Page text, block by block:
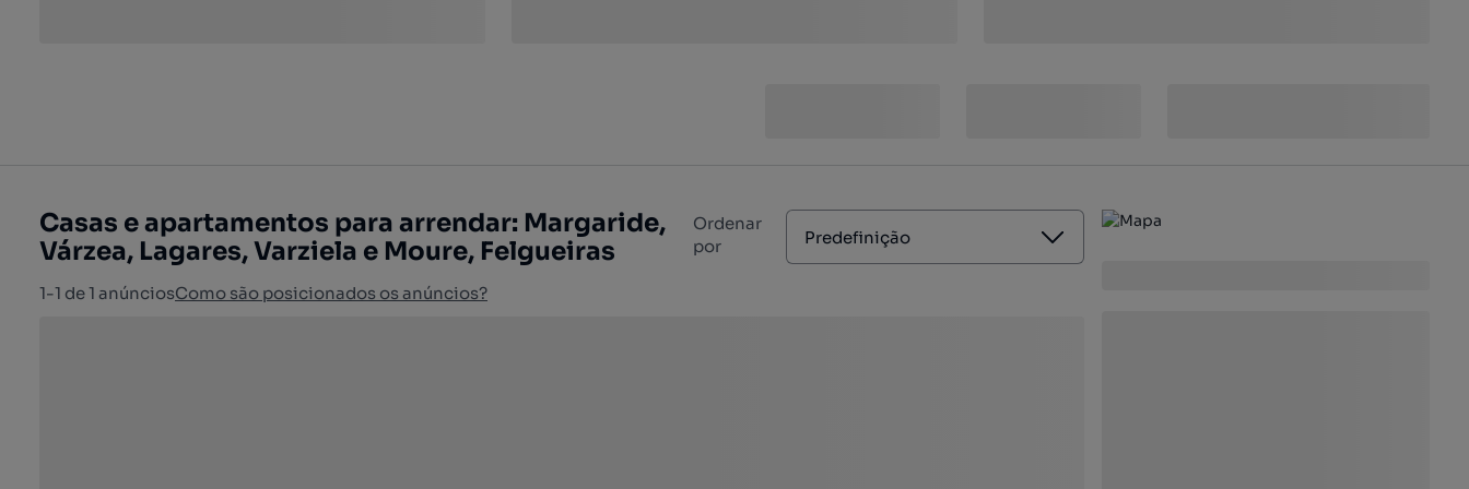
Casas e apartamentos para arrendar: Margaride,
Várzea, Lagares, Varziela e Moure, Felgueiras
1-1 de 1 anúnciosComo são posicionados os anúncios?
Ordenar
por
Predefinição